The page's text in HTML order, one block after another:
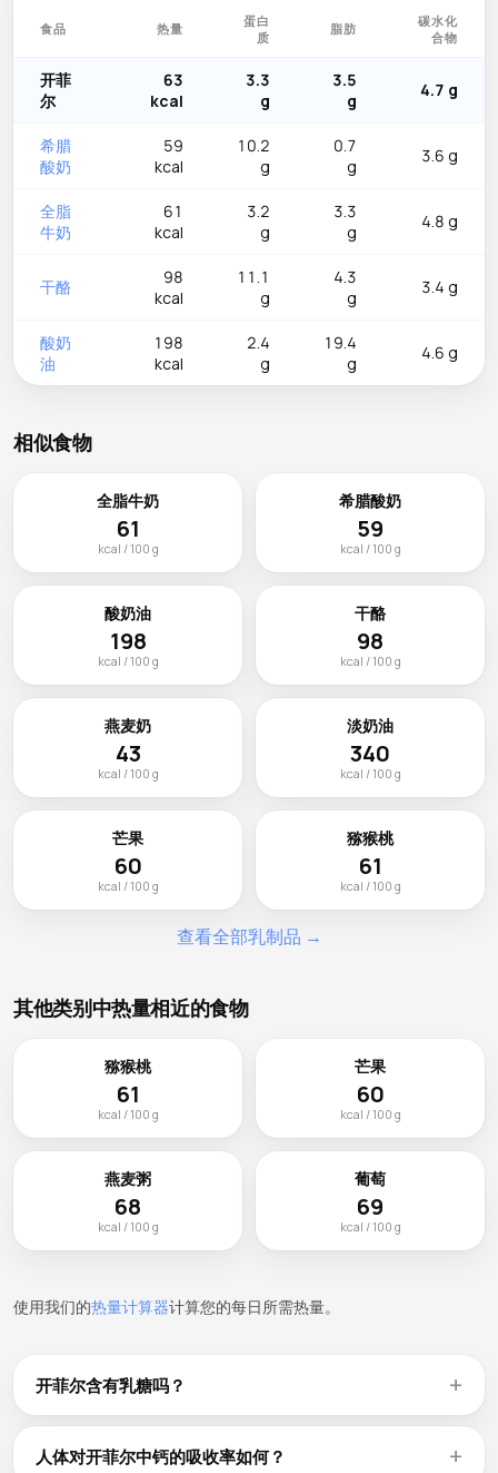
食品 热量
蛋白
质
脂肪
碳水化
合物
开菲
尔
63
kcal
3.3
g
3.5
g
4.7 g
希腊
酸奶
59
kcal
10.2
g
0.7
g
3.6 g
全脂
牛奶
61
kcal
3.2
g
3.3
g
4.8 g
干酪
98
kcal
11.1
g
4.3
g
3.4 g
酸奶
油
198
kcal
2.4
g
19.4
g
4.6 g
相似食物
全脂牛奶
61
kcal / 100 g
希腊酸奶
59
kcal / 100 g
酸奶油
198
kcal / 100 g
干酪
98
kcal / 100 g
燕麦奶
43
kcal / 100 g
淡奶油
340
kcal / 100 g
芒果
60
kcal / 100 g
猕猴桃
61
kcal / 100 g
查看全部乳制品 →
其他类别中热量相近的食物
猕猴桃
61
kcal / 100 g
芒果
60
kcal / 100 g
燕麦粥
68
kcal / 100 g
葡萄
69
kcal / 100 g
使用我们的热量计算器计算您的每日所需热量。
开菲尔含有乳糖吗？
大多数乳制品含有乳糖，但含量差异很大。硬质奶酪和酸奶因
陈化或发酵而乳糖含量较低。如果您有乳糖不耐症，请检查碳
人体对开菲尔中钙的吸收率如何？